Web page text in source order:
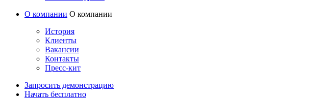
О компании О компании
История
Клиенты
Вакансии
Контакты
Пресс-кит
Запросить демонстрацию
Начать бесплатно